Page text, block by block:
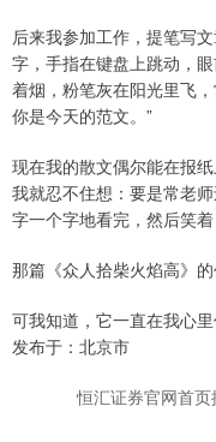
后来我参加工作，提笔写
字，手指在键盘上跳动，
着烟，粉笔灰在阳光里飞
你是今天的范文。”
现在我的散文偶尔能在报
我就忍不住想：要是常老
字一个字地看完，然后笑着
那篇《众人拾柴火焰高》的
可我知道，它一直在我心里
发布于：北京市
恒汇证券官网首页